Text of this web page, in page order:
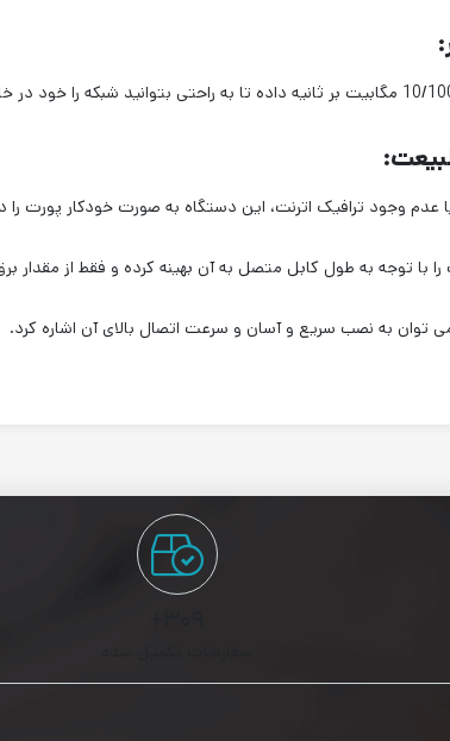
عدم وجود ترافیک اترنت، این دستگاه به صورت خودکار پورت را
با توجه به طول کابل متصل به آن بهینه کرده و فقط از مقدار
توان به نصب سریع و آسان و سرعت اتصال بالای آن اشاره کرد.